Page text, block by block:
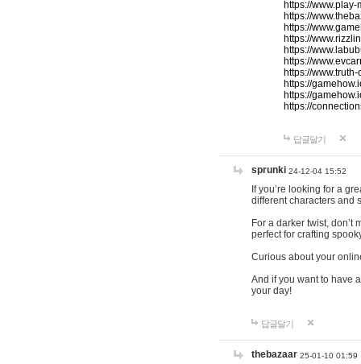
https://
https://
https://
https://
https://
https://
https://
https://
https://
https://
답글달기
sprunki 24-12-04 15:52
If you’re looking for a
different characters and
For a darker twist, don’t
perfect for crafting
Curious about your
And if you want to have
your day!
답글달기
thebazaar 25-01-10 01:59